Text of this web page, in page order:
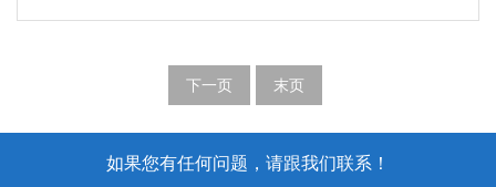
下一页 末页
如果您有任何问题，请跟我们联系！